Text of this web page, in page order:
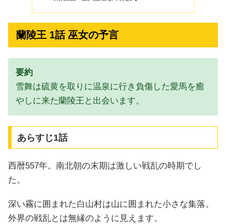
蘭陵王 1話 巫女の予言
要約
雪舞は硫黄を取りに温泉に行き負傷した愛馬を癒
やしに来た蘭陵王と出会います。
あらすじ1話
西暦557年。南北朝の末期は激しい戦乱の時期でし
た。
深い霧に囲まれた白山村は山に囲まれた小さな集落。
外界の戦乱とは無縁のように見えます。